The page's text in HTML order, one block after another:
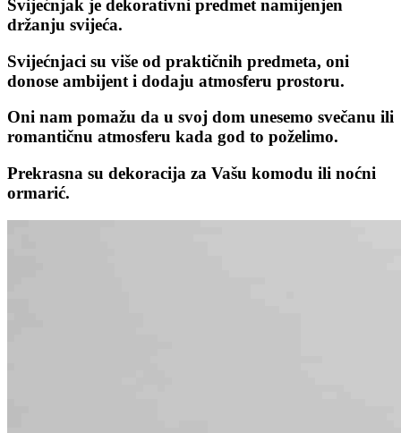
Svijećnjak je dekorativni predmet namijenjen
držanju svijeća.
Svijećnjaci su više od praktičnih predmeta, oni
donose ambijent i dodaju atmosferu prostoru.
Oni nam pomažu da u svoj dom unesemo svečanu ili
romantičnu atmosferu kada god to poželimo.
Prekrasna su dekoracija za Vašu komodu ili noćni
ormarić.